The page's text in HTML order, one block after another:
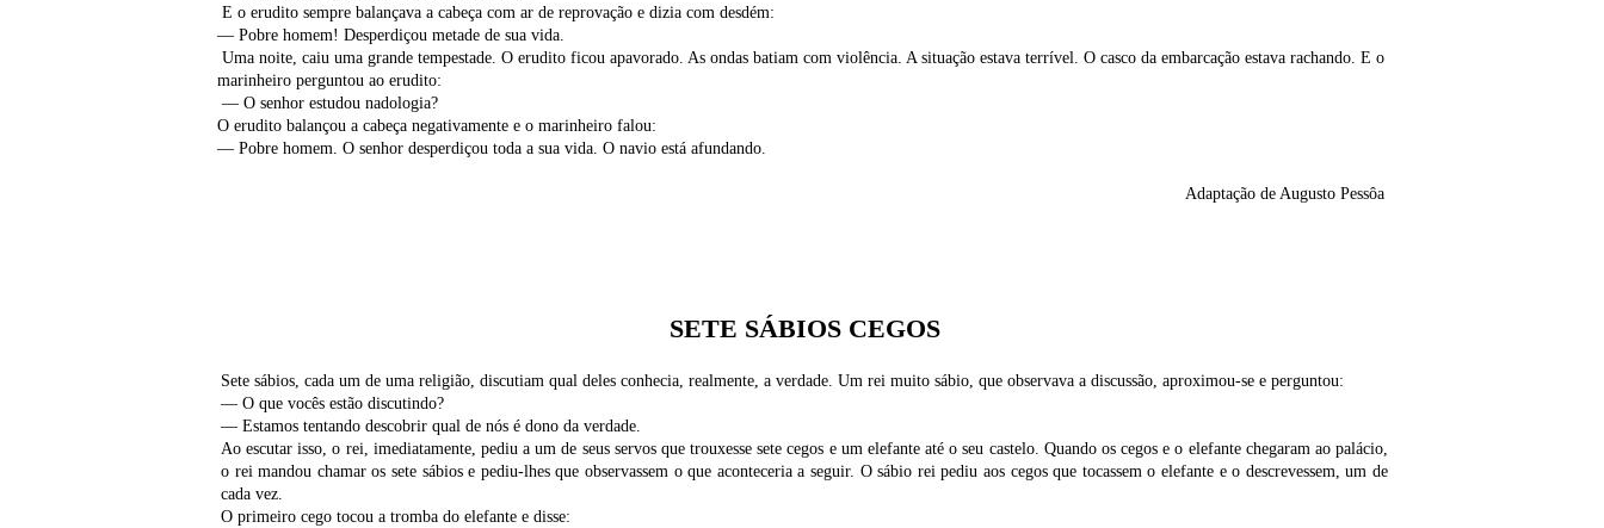
E o erudito sempre balançava a cabeça com ar de reprovação e dizia com desdém:
— Pobre homem! Desperdiçou metade de sua vida.
Uma noite, caiu uma grande tempestade. O erudito ficou apavorado. As ondas batiam com violência. A situação estava terrível. O casco da embarcação estava rachando. E o
marinheiro perguntou ao erudito:
— O senhor estudou nadologia?
O erudito balançou a cabeça negativamente e o marinheiro falou:
— Pobre homem. O senhor desperdiçou toda a sua vida. O navio está afundando.
Adaptação de Augusto Pessôa
SETE SÁBIOS CEGOS
Sete sábios, cada um de uma religião, discutiam qual deles conhecia, realmente, a verdade. Um rei muito sábio, que observava a discussão, aproximou-se e perguntou:
— O que vocês estão discutindo?
— Estamos tentando descobrir qual de nós é dono da verdade.
Ao escutar isso, o rei, imediatamente, pediu a um de seus servos que trouxesse sete cegos e um elefante até o seu castelo. Quando os cegos e o elefante chegaram ao palácio,
o rei mandou chamar os sete sábios e pediu-lhes que observassem o que aconteceria a seguir. O sábio rei pediu aos cegos que tocassem o elefante e o descrevessem, um de
cada vez.
O primeiro cego tocou a tromba do elefante e disse: